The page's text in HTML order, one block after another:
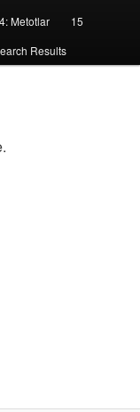
Metotlar
15
Results